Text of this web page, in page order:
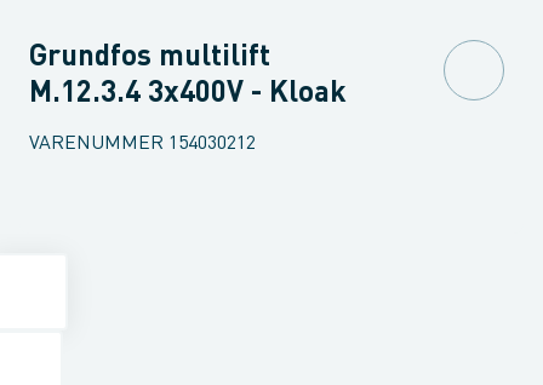
Grundfos multilift
M.12.3.4 3x400V - Kloak
VARENUMMER 154030212